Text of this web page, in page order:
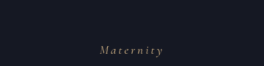
Maternity